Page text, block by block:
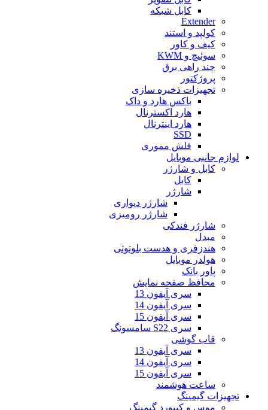
کابل شبکه
Extender
کولپد و استند
کیف و کاور
سوئیچ و KWM
چند راهی برق
پروژکتور
تجهیزات ذخیره سازی
باکس هارد و داک
هارد اکسترنال
هارد اینترنال
SSD
فلش مموری
لوازم جانبی موبایل
کابل و شارژر
کابل
شارژر
شارژر دیواری
شارژر رومیزی
شارژر فندکی
مبدل
هندزفری و هدست بلوتوثی
هولدر موبایل
پاور بانک
محافظ صفحه نمایش
سری آیفون 13
سری آیفون 14
سری آیفون 15
سری S22 سامسونگ
قاب گوشی
سری آیفون 13
سری آیفون 14
سری آیفون 15
ساعت هوشمند
تجهیزات گیمینگ
موس و کیبورد گیمینگ